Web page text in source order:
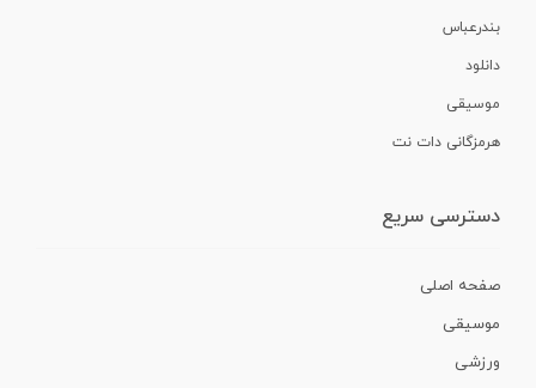
بندرعباس
دانلود
موسیقی
هرمزگانی دات نت
دسترسی سریع
صفحه اصلی
موسیقی
ورزشی